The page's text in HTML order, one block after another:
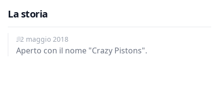
La storia
22 maggio 2018
Aperto con il nome "Crazy Pistons".